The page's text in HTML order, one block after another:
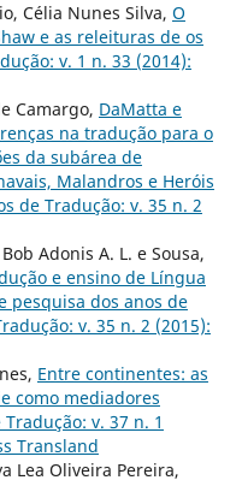
Célia Nunes Silva, O
e as releituras de os
v. 1 n. 33 (2014):
Camargo, DaMatta e
na tradução para o
da subárea de
Malandros e Heróis
de Tradução: v. 35 n. 2
Adonis A. L. e Sousa,
e ensino de Língua
pesquisa dos anos de
v. 35 n. 2 (2015):
Entre continentes: as
como mediadores
v. 37 n. 1
Transland
Lea Oliveira Pereira,